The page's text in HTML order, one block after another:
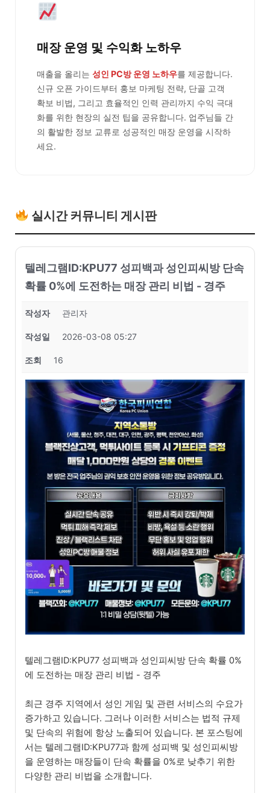
매장 운영 및 수익화 노하우
매출을 올리는 성인 PC방 운영 노하우를 제공합니다.
신규 오픈 가이드부터 홍보 마케팅 전략, 단골 고객
확보 비법, 그리고 효율적인 인력 관리까지 수익 극대
화를 위한 현장의 실전 팁을 공유합니다. 업주님들 간
의 활발한 정보 교류로 성공적인 매장 운영을 시작하
세요.
실시간 커뮤니티 게시판
텔레그램ID:KPU77 성피백과 성인피씨방 단속
확률 0%에 도전하는 매장 관리 비법 - 경주
작성자 관리자
작성일 2026-03-08 05:27
조회 16
텔레그램ID:KPU77 성피백과 성인피씨방 단속 확률 0%
에 도전하는 매장 관리 비법 - 경주
최근 경주 지역에서 성인 게임 및 관련 서비스의 수요가
증가하고 있습니다. 그러나 이러한 서비스는 법적 규제
및 단속의 위험에 항상 노출되어 있습니다. 본 포스팅에
서는 텔레그램ID:KPU77과 함께 성피백 및 성인피씨방
을 운영하는 매장들이 단속 확률을 0%로 낮추기 위한
다양한 관리 비법을 소개합니다.